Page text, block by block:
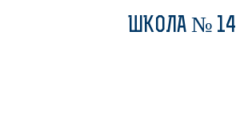
ШКОЛА № 14